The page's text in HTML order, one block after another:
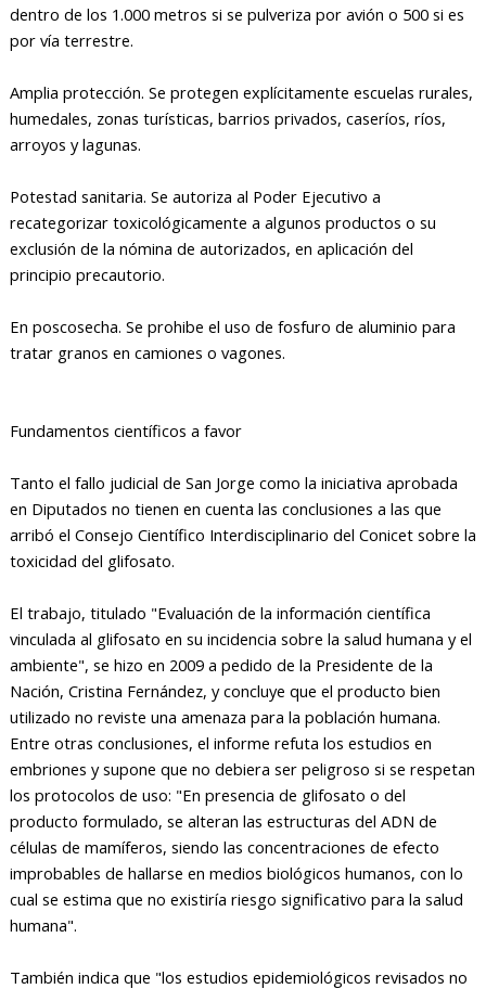
dentro de los 1.000 metros si se pulveriza por avión o 500 si es
por vía terrestre.
Amplia protección. Se protegen explícitamente escuelas rurales,
humedales, zonas turísticas, barrios privados, caseríos, ríos,
arroyos y lagunas.
Potestad sanitaria. Se autoriza al Poder Ejecutivo a
recategorizar toxicológicamente a algunos productos o su
exclusión de la nómina de autorizados, en aplicación del
principio precautorio.
En poscosecha. Se prohibe el uso de fosfuro de aluminio para
tratar granos en camiones o vagones.
Fundamentos científicos a favor
Tanto el fallo judicial de San Jorge como la iniciativa aprobada
en Diputados no tienen en cuenta las conclusiones a las que
arribó el Consejo Científico Interdisciplinario del Conicet sobre la
toxicidad del glifosato.
El trabajo, titulado "Evaluación de la información científica
vinculada al glifosato en su incidencia sobre la salud humana y el
ambiente", se hizo en 2009 a pedido de la Presidente de la
Nación, Cristina Fernández, y concluye que el producto bien
utilizado no reviste una amenaza para la población humana.
Entre otras conclusiones, el informe refuta los estudios en
embriones y supone que no debiera ser peligroso si se respetan
los protocolos de uso: "En presencia de glifosato o del
producto formulado, se alteran las estructuras del ADN de
células de mamíferos, siendo las concentraciones de efecto
improbables de hallarse en medios biológicos humanos, con lo
cual se estima que no existiría riesgo significativo para la salud
humana".
También indica que "los estudios epidemiológicos revisados no